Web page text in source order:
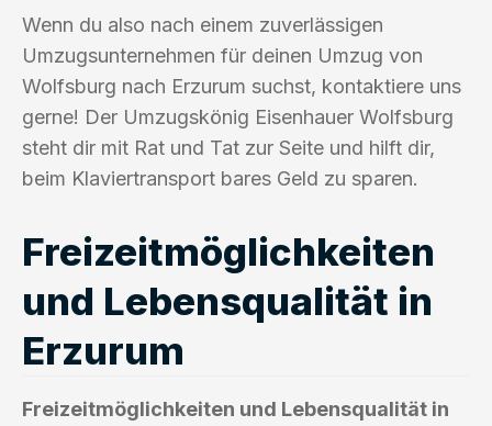
Wenn du also nach einem zuverlässigen
Umzugsunternehmen für deinen Umzug von
Wolfsburg nach Erzurum suchst, kontaktiere uns
gerne! Der Umzugskönig Eisenhauer Wolfsburg
steht dir mit Rat und Tat zur Seite und hilft dir,
beim Klaviertransport bares Geld zu sparen.
Freizeitmöglichkeiten
und Lebensqualität in
Erzurum
Freizeitmöglichkeiten und Lebensqualität in